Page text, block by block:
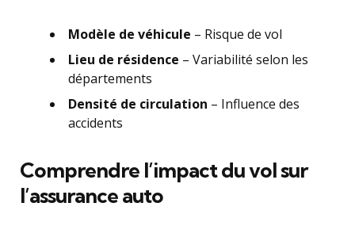
Modèle de véhicule – Risque de vol
Lieu de résidence – Variabilité selon les
départements
Densité de circulation – Influence des
accidents
Comprendre l’impact du vol sur
l’assurance auto